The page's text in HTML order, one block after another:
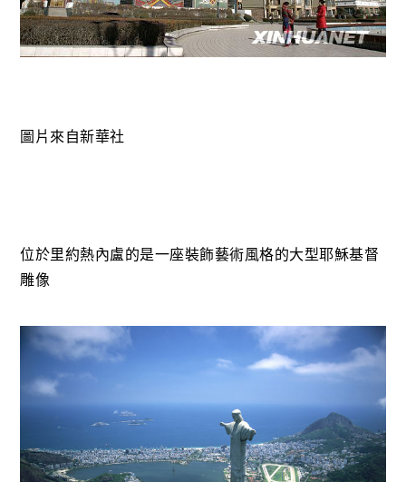
圖片來自新華社
位於里約熱內盧的是一座裝飾藝術風格的大型耶穌基督
雕像